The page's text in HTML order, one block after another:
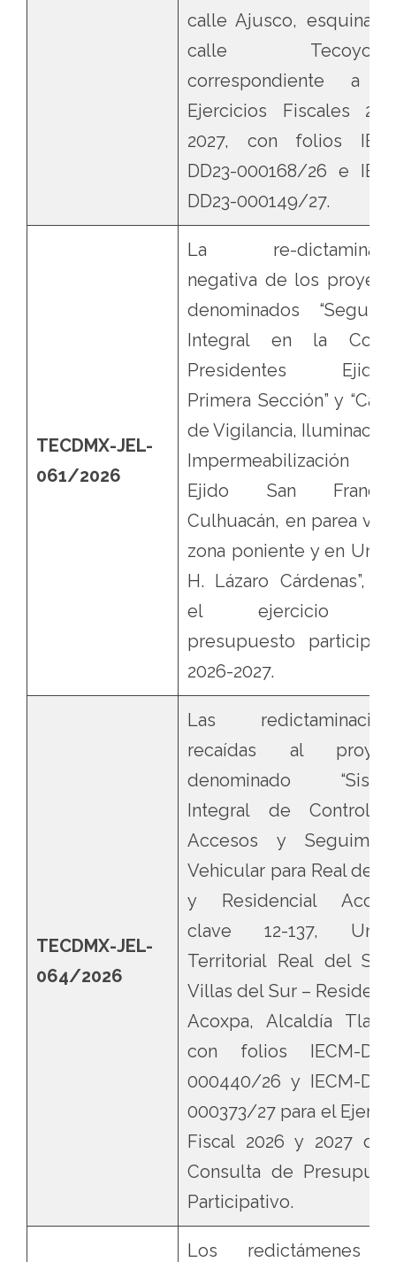
calle Ajusco, esquina
calle
correspondiente a
Ejercicios Fiscales
2027, con folios
DD23-000168/26 e
DD23-000149/27.
TECDMX-JEL-
061/2026
La re-
negativa de los
denominados
Integral en la
Presidentes
Primera Sección” y
de Vigilancia,
Impermeabilización
Ejido San
Culhuacán, en parea
zona poniente y en
H. Lázaro Cárdenas”,
el ejercicio
presupuesto
2026-2027.
TECDMX-JEL-
064/2026
Las
recaídas al
denominado
Integral de Control
Accesos y
Vehicular para Real del
y Residencial
clave 12-137,
Territorial Real del
Villas del Sur –
Acoxpa, Alcaldía
con folios IECM-
000440/26 y IECM-
000373/27 para el
Fiscal 2026 y 2027 de
Consulta de
Participativo.
Los redictámenes